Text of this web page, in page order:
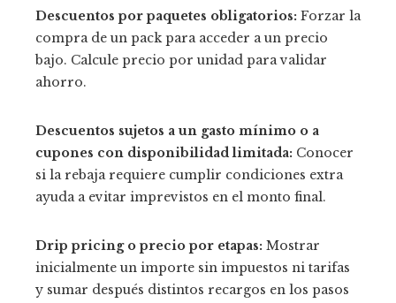
Descuentos por paquetes obligatorios: Forzar la
compra de un pack para acceder a un precio
bajo. Calcule precio por unidad para validar
ahorro.
Descuentos sujetos a un gasto mínimo o a
cupones con disponibilidad limitada: Conocer
si la rebaja requiere cumplir condiciones extra
ayuda a evitar imprevistos en el monto final.
Drip pricing o precio por etapas: Mostrar
inicialmente un importe sin impuestos ni tarifas
y sumar después distintos recargos en los pasos